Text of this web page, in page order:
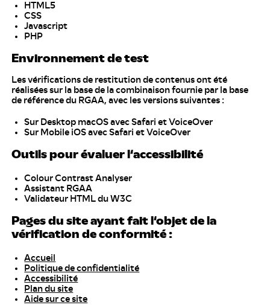
HTML5
CSS
Javascript
PHP
Environnement de test
Les vérifications de restitution de contenus ont été
réalisées sur la base de la combinaison fournie par la base
de référence du RGAA, avec les versions suivantes :
Sur Desktop macOS avec Safari et VoiceOver
Sur Mobile iOS avec Safari et VoiceOver
Outils pour évaluer l‘accessibilité
Colour Contrast Analyser
Assistant RGAA
Validateur HTML du W3C
Pages du site ayant fait l‘objet de la
vérification de conformité :
Accueil
Politique de confidentialité
Accessibilité
Plan du site
Aide sur ce site